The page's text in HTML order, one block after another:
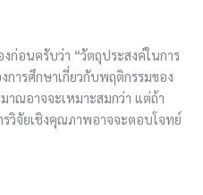
ก่อนครับว่า “วัตถุประสงค์ในการ
การศึกษาเกี่ยวกับพฤติกรรมของ
าณอาจจะเหมาะสมกว่า แต่ถ้า
รวิจัยเชิงคุณภาพอาจจะตอบโจทย์